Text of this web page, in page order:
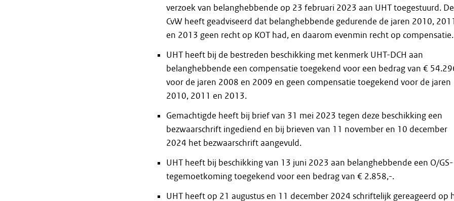
verzoek van belanghebbende op 23 februari 2023 aan UHT toegestuurd. De
CvW heeft geadviseerd dat belanghebbende gedurende de jaren 2010,
en 2013 geen recht op KOT had, en daarom evenmin recht op compensatie.
UHT heeft bij de bestreden beschikking met kenmerk UHT-DCH aan
belanghebbende een compensatie toegekend voor een bedrag van €
voor de jaren 2008 en 2009 en geen compensatie toegekend voor de jaren
2010, 2011 en 2013.
Gemachtigde heeft bij brief van 31 mei 2023 tegen deze beschikking een
bezwaarschrift ingediend en bij brieven van 11 november en 10 december
2024 het bezwaarschrift aangevuld.
UHT heeft bij beschikking van 13 juni 2023 aan belanghebbende een O/GS-
tegemoetkoming toegekend voor een bedrag van € 2.858,-.
UHT heeft op 21 augustus en 11 december 2024 schriftelijk gereageerd op